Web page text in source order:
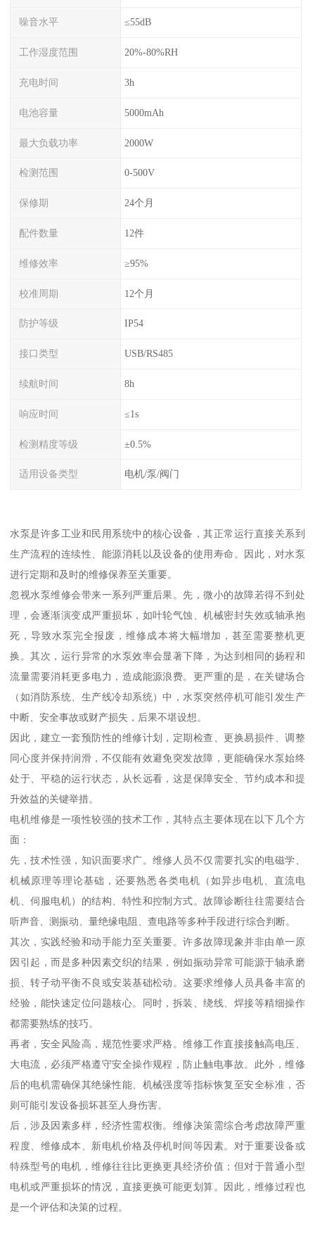
噪音水平 ≤55dB
工作湿度范围 20%-80%RH
充电时间 3h
电池容量 5000mAh
最大负载功率 2000W
检测范围 0-500V
保修期 24个月
配件数量 12件
维修效率 ≥95%
校准周期 12个月
防护等级 IP54
接口类型 USB/RS485
续航时间 8h
响应时间 ≤1s
检测精度等级 ±0.5%
适用设备类型 电机/泵/阀门
水泵是许多工业和民用系统中的核心设备，其正常运行直接关系到
生产流程的连续性、能源消耗以及设备的使用寿命。因此，对水泵
进行定期和及时的维修保养至关重要。
忽视水泵维修会带来一系列严重后果。先，微小的故障若得不到处
理，会逐渐演变成严重损坏，如叶轮气蚀、机械密封失效或轴承抱
死，导致水泵完全报废，维修成本将大幅增加，甚至需要整机更
换。其次，运行异常的水泵效率会显著下降，为达到相同的扬程和
流量需要消耗更多电力，造成能源浪费。更严重的是，在关键场合
（如消防系统、生产线冷却系统）中，水泵突然停机可能引发生产
中断、安全事故或财产损失，后果不堪设想。
因此，建立一套预防性的维修计划，定期检查、更换易损件、调整
同心度并保持润滑，不仅能有效避免突发故障，更能确保水泵始终
处于、平稳的运行状态，从长远看，这是保障安全、节约成本和提
升效益的关键举措。
电机维修是一项性较强的技术工作，其特点主要体现在以下几个方
面：
先，技术性强，知识面要求广。维修人员不仅需要扎实的电磁学、
机械原理等理论基础，还要熟悉各类电机（如异步电机、直流电
机、伺服电机）的结构、特性和控制方式。故障诊断往往需要结合
听声音、测振动、量绝缘电阻、查电路等多种手段进行综合判断。
其次，实践经验和动手能力至关重要。许多故障现象并非由单一原
因引起，而是多种因素交织的结果，例如振动异常可能源于轴承磨
损、转子动平衡不良或安装基础松动。这要求维修人员具备丰富的
经验，能快速定位问题核心。同时，拆装、绕线、焊接等精细操作
都需要熟练的技巧。
再者，安全风险高，规范性要求严格。维修工作直接接触高电压、
大电流，必须严格遵守安全操作规程，防止触电事故。此外，维修
后的电机需确保其绝缘性能、机械强度等指标恢复至安全标准，否
则可能引发设备损坏甚至人身伤害。
后，涉及因素多样，经济性需权衡。维修决策需综合考虑故障严重
程度、维修成本、新电机价格及停机时间等因素。对于重要设备或
特殊型号的电机，维修往往比更换更具经济价值；但对于普通小型
电机或严重损坏的情况，直接更换可能更划算。因此，维修过程也
是一个评估和决策的过程。